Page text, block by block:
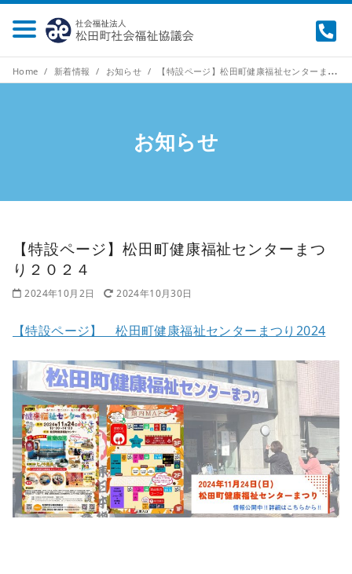
Home 新着情報 お知らせ 【特設ページ】松田町健康福祉センターまつり２０２４
お知らせ
【特設ページ】松田町健康福祉センターまつ
り２０２４
2024年10月2日 2024年10月30日
【特設ページ】 松田町健康福祉センターまつり2024